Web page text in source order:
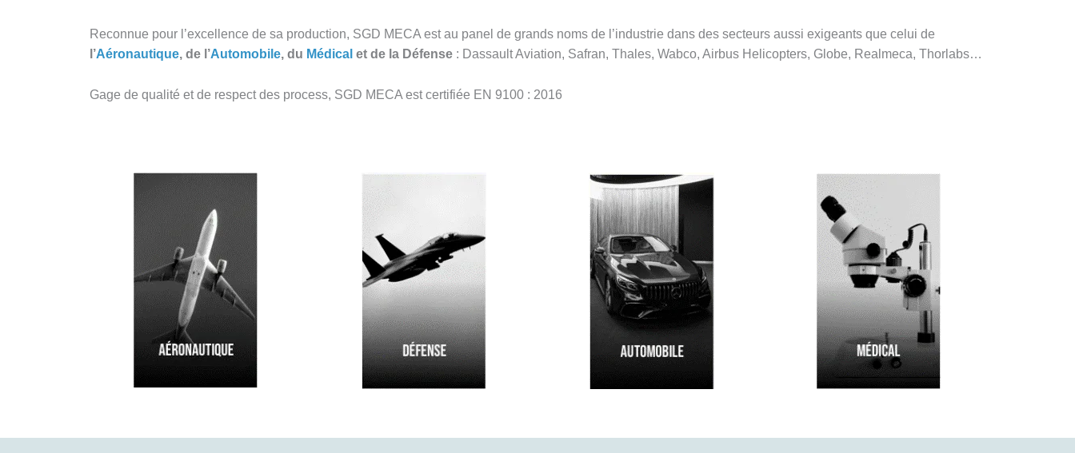
Reconnue pour l’excellence de sa production, SGD MECA est au panel de grands noms de l’industrie dans des secteurs aussi exigeants que celui de
l’Aéronautique, de l’Automobile, du Médical et de la Défense : Dassault Aviation, Safran, Thales, Wabco, Airbus Helicopters, Globe, Realmeca, Thorlabs…
Gage de qualité et de respect des process, SGD MECA est certifiée EN 9100 : 2016